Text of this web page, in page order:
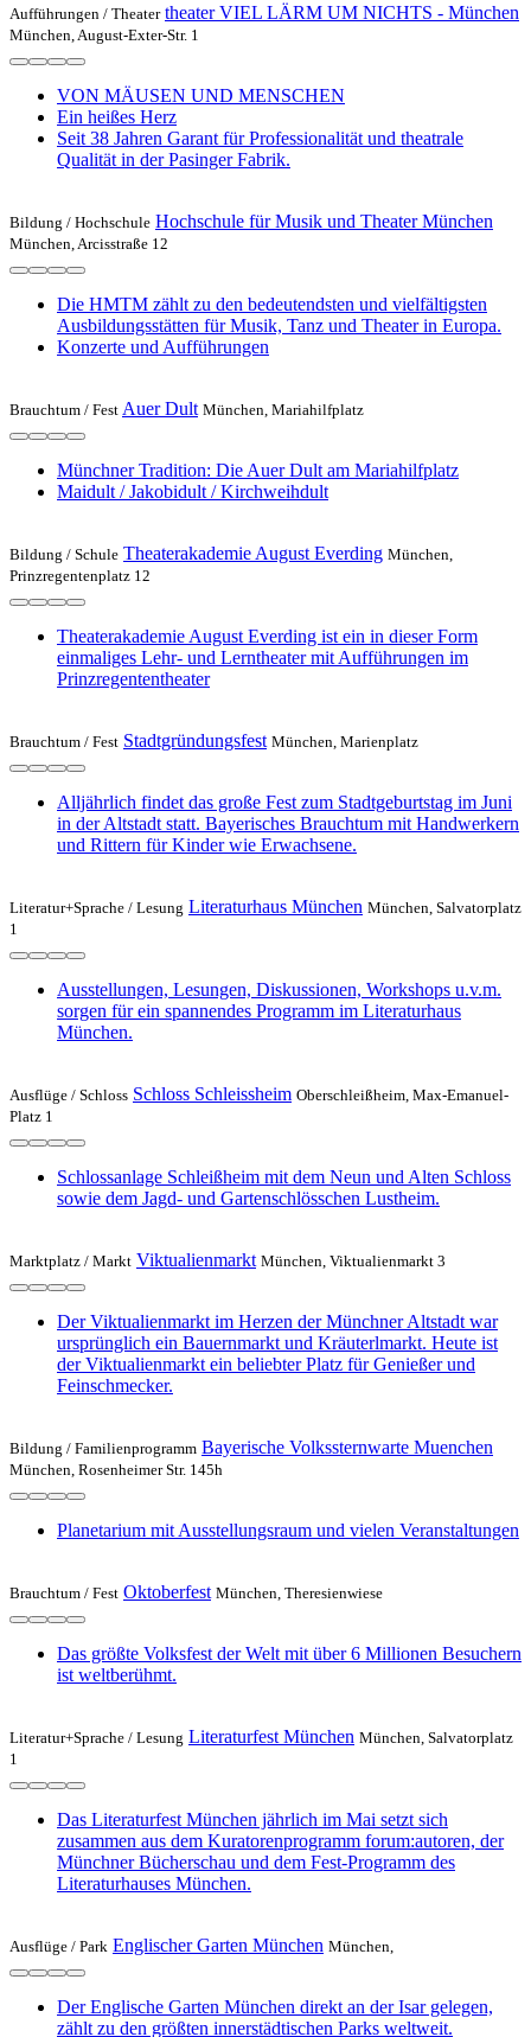
Aufführungen / Theater theater VIEL LÄRM UM NICHTS - München
München, August-Exter-Str. 1
VON MÄUSEN UND MENSCHEN
Ein heißes Herz
Seit 38 Jahren Garant für Professionalität und theatrale
Qualität in der Pasinger Fabrik.
Bildung / Hochschule Hochschule für Musik und Theater München
München, Arcisstraße 12
Die HMTM zählt zu den bedeutendsten und vielfältigsten
Ausbildungsstätten für Musik, Tanz und Theater in Europa.
Konzerte und Aufführungen
Brauchtum / Fest Auer Dult München, Mariahilfplatz
Münchner Tradition: Die Auer Dult am Mariahilfplatz
Maidult / Jakobidult / Kirchweihdult
Bildung / Schule Theaterakademie August Everding München,
Prinzregentenplatz 12
Theaterakademie August Everding ist ein in dieser Form
einmaliges Lehr- und Lerntheater mit Aufführungen im
Prinzregententheater
Brauchtum / Fest Stadtgründungsfest München, Marienplatz
Alljährlich findet das große Fest zum Stadtgeburtstag im Juni
in der Altstadt statt. Bayerisches Brauchtum mit Handwerkern
und Rittern für Kinder wie Erwachsene.
Literatur+Sprache / Lesung Literaturhaus München München, Salvatorplatz
1
Ausstellungen, Lesungen, Diskussionen, Workshops u.v.m.
sorgen für ein spannendes Programm im Literaturhaus
München.
Ausflüge / Schloss Schloss Schleissheim Oberschleißheim, Max-Emanuel-
Platz 1
Schlossanlage Schleißheim mit dem Neun und Alten Schloss
sowie dem Jagd- und Gartenschlösschen Lustheim.
Marktplatz / Markt Viktualienmarkt München, Viktualienmarkt 3
Der Viktualienmarkt im Herzen der Münchner Altstadt war
ursprünglich ein Bauernmarkt und Kräuterlmarkt. Heute ist
der Viktualienmarkt ein beliebter Platz für Genießer und
Feinschmecker.
Bildung / Familienprogramm Bayerische Volkssternwarte Muenchen
München, Rosenheimer Str. 145h
Planetarium mit Ausstellungsraum und vielen Veranstaltungen
Brauchtum / Fest Oktoberfest München, Theresienwiese
Das größte Volksfest der Welt mit über 6 Millionen Besuchern
ist weltberühmt.
Literatur+Sprache / Lesung Literaturfest München München, Salvatorplatz
1
Das Literaturfest München jährlich im Mai setzt sich
zusammen aus dem Kuratorenprogramm forum:autoren, der
Münchner Bücherschau und dem Fest-Programm des
Literaturhauses München.
Ausflüge / Park Englischer Garten München München,
Der Englische Garten München direkt an der Isar gelegen,
zählt zu den größten innerstädtischen Parks weltweit.